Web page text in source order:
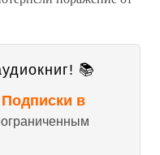
📚
в